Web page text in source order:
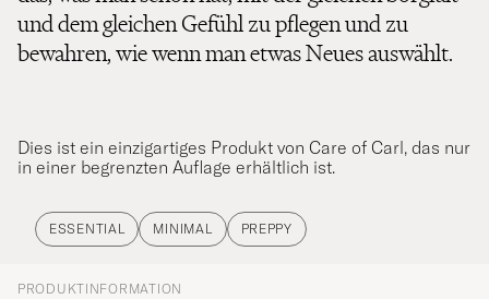
und dem gleichen Gefühl zu pflegen und zu
bewahren, wie wenn man etwas Neues auswählt.
Dies ist ein einzigartiges Produkt von Care of Carl, das nur
in einer begrenzten Auflage erhältlich ist.
ESSENTIAL MINIMAL PREPPY
PRODUKTINFORMATION